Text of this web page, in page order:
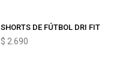
SHORTS DE FÚTBOL DRI FIT
$ 2.690